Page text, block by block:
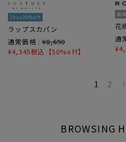
2buy20%off
ラップスカパン
通常価格 : ¥8,690
¥4,345税込 【50%off】
動画
花
通
¥
1 2
BROWSING